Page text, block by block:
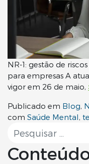
NR-1: gestão de
para empresas A
vigor em 26 de maio,
Publicado em Blog,
com Saúde Mental,
Pesquisar por: